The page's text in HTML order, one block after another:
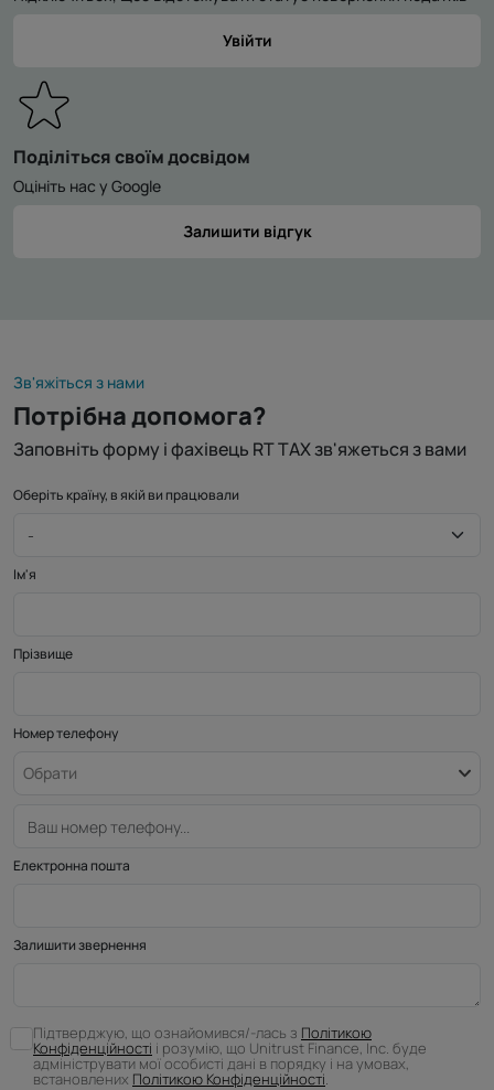
Увійти
Поділіться своїм досвідом
Оцініть нас у Google
Залишити відгук
Зв'яжіться з нами
Потрібна допомога?
Заповніть форму і фахівець RT TAX зв'яжеться з вами
Оберіть країну, в якій ви працювали
Ім'я
Прізвище
Номер телефону
Обрати
Електронна пошта
Залишити звернення
Підтверджую, що ознайомився/-лась з Політикою
Конфіденційності і розумію, що Unitrust Finance, Inc. буде
адмініструвати мої особисті дані в порядку і на умовах,
встановлених Політикою Конфіденційності.